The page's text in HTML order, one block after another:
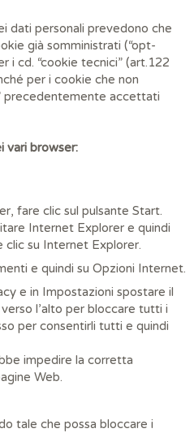
dati personali prevedono che
già somministrati (“opt-
i cd. “cookie tecnici” (art.122
per i cookie che non
precedentemente accettati
vari browser:
fare clic sul pulsante Start.
Internet Explorer e quindi
clic su Internet Explorer.
e quindi su Opzioni Internet.
e in Impostazioni spostare il
l’alto per bloccare tutti i
per consentirli tutti e quindi
impedire la corretta
Web.
tale che possa bloccare i